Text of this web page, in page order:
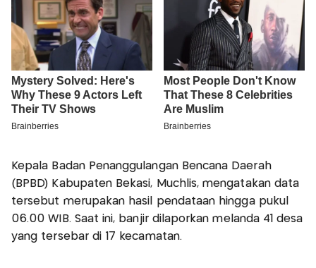
Kepala Badan Penanggulangan Bencana Daerah
(BPBD) Kabupaten Bekasi, Muchlis, mengatakan data
tersebut merupakan hasil pendataan hingga pukul
06.00 WIB. Saat ini, banjir dilaporkan melanda 41 desa
yang tersebar di 17 kecamatan.